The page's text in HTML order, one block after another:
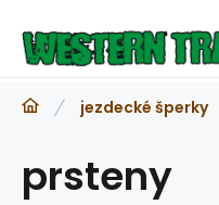
jezdecké šperky
prsteny